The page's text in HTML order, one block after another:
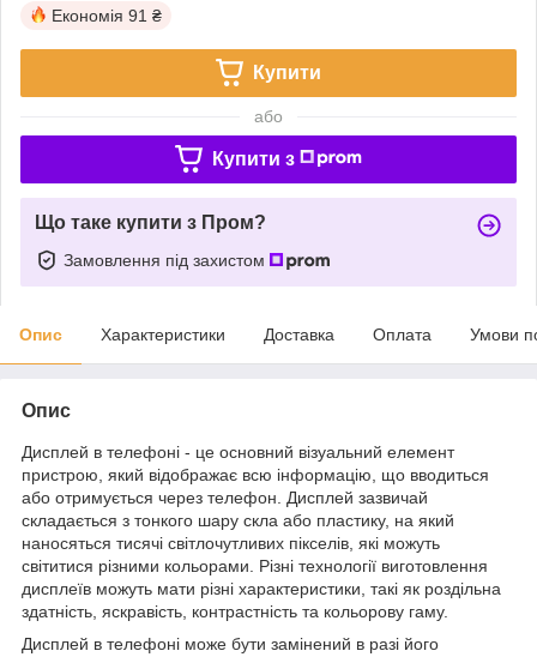
Економія 91 ₴
Купити
або
Купити з
Що таке купити з Пром?
Замовлення під захистом
Опис Характеристики Доставка Оплата Умови
Опис
Дисплей в телефоні - це основний візуальний елемент
пристрою, який відображає всю інформацію, що вводиться
або отримується через телефон. Дисплей зазвичай
складається з тонкого шару скла або пластику, на який
наносяться тисячі світлочутливих пікселів, які можуть
світитися різними кольорами. Різні технології виготовлення
дисплеїв можуть мати різні характеристики, такі як роздільна
здатність, яскравість, контрастність та кольорову гаму.
Дисплей в телефоні може бути замінений в разі його